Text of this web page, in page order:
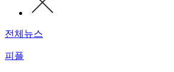
전체뉴스
피플